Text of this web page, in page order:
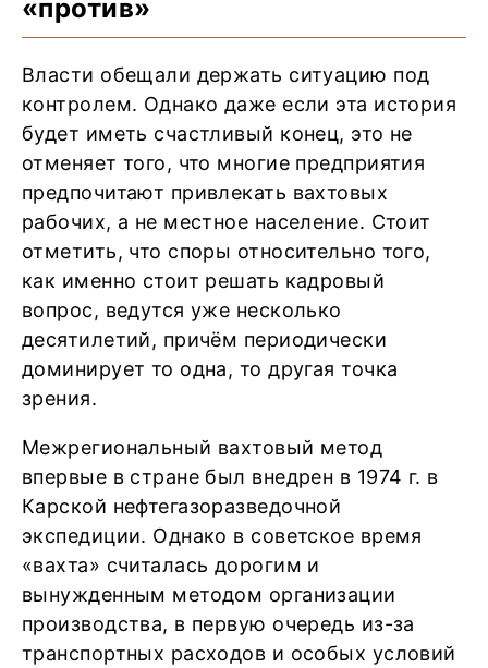
«против»
Власти обещали держать ситуацию под
контролем. Однако даже если эта история
будет иметь счастливый конец, это не
отменяет того, что многие предприятия
предпочитают привлекать вахтовых
рабочих, а не местное население. Стоит
отметить, что споры относительно того,
как именно стоит решать кадровый
вопрос, ведутся уже несколько
десятилетий, причём периодически
доминирует то одна, то другая точка
зрения.
Межрегиональный вахтовый метод
впервые в стране был внедрен в 1974 г. в
Карской нефтегазоразведочной
экспедиции. Однако в советское время
«вахта» считалась дорогим и
вынужденным методом организации
производства, в первую очередь из-за
транспортных расходов и особых условий